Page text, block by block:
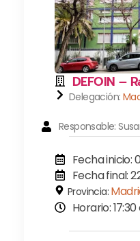
DEFOIN –
Delegación:
Responsable:
Fecha inicio:
Fecha final:
Provincia:
Horario: 17:30